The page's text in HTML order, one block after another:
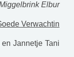
Elbur
Verwachtin
Jannetje Tani